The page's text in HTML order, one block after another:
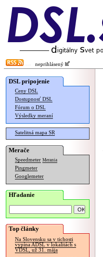
neprihlásený
DSL pripojenie
Ceny DSL
Dostupnosť DSL
Fórum o DSL
Výsledky meraní
Satelitná mapa SR
Merače
Speedmeter Merania
Pingmeter
Googlemeter
Hľadanie
Top články
Na Slovensku sa v tichosti
vypína ADSL v lokalitách s
VDSL, už 31. mája